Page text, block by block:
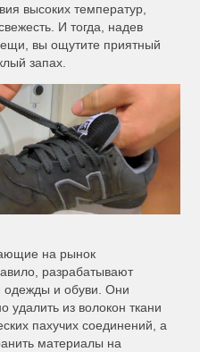
высоких температур,
И тогда, надев
вы ощутите приятный
запах.
на рынок
разрабатывают
одежды и обуви. Они
удалить из волокон ткани
пахучих соединений, а
материалы на